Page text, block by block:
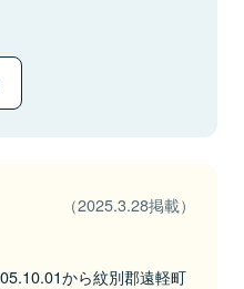
（2025.3.28掲載）
から紋別郡遠軽町